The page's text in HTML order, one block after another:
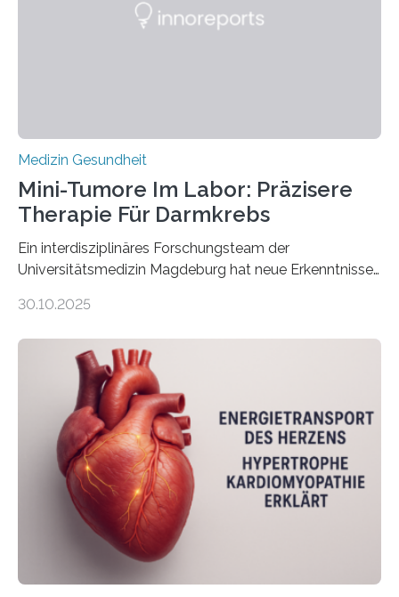
Medizin Gesundheit
Mini-Tumore Im Labor: Präzisere
Therapie Für Darmkrebs
Ein interdisziplinäres Forschungsteam der
Universitätsmedizin Magdeburg hat neue Erkenntnisse
behandelt werden kann. In ihrer aktuellen Studie,
Oncology, zeigen die Forschenden, dass Mini-Tumore
aus Gewebe von Patientinnen und Patienten –
sogenannte Organoide – genutzt werden können, um
vorab zu prüfen, welche Medikamente am besten
wirken. Dabei wurde ein Eiweiß identifiziert, das künftig
als Biomarker für die Wahl der passenden Therapie
dienen könnte. Darmkrebs zählt weltweit zu den
häufigsten Krebsarten und stellt…
30.10.2025